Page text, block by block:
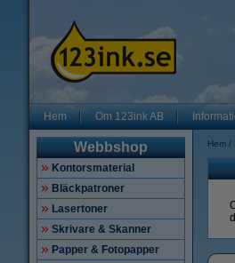
Hem Om 123ink AB
Webbshop
Kontorsmaterial
Bläckpatroner
Lasertoner
Skrivare & Skanner
Papper & Fotopapper
Hem